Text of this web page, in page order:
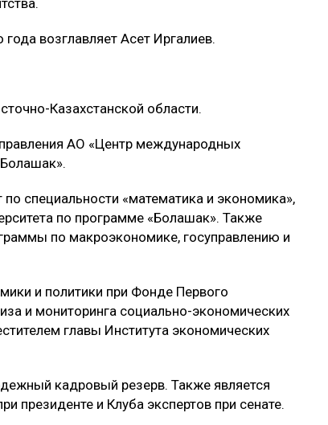
возглавляет Асет Иргалиев.
Казахстанской области.
АО «Центр международных
специальности «математика и экономика»,
по программе «Болашак». Также
по макроэкономике, госуправлению и
и политики при Фонде Первого
и мониторинга социально-экономических
главы Института экономических
кадровый резерв. Также является
президенте и Клуба экспертов при сенате.